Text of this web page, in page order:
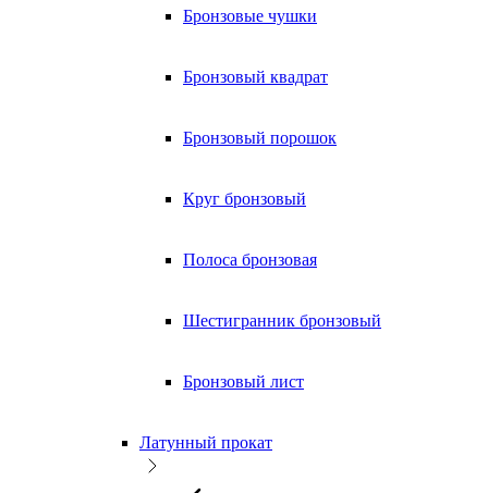
Бронзовые чушки
Бронзовый квадрат
Бронзовый порошок
Круг бронзовый
Полоса бронзовая
Шестигранник бронзовый
Бронзовый лист
Латунный прокат